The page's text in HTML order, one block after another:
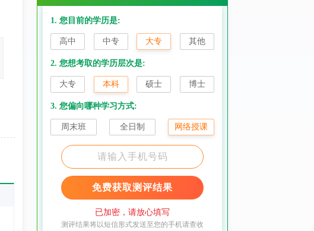
1. 您目前的学历是:
高中 中专 大专 其他
2. 您想考取的学历层次是:
大专 本科 硕士 博士
3. 您偏向哪种学习方式:
周末班 全日制 网络授课
免费获取测评结果
已加密，请放心填写
测评结果将以短信形式发送至您的手机请查收